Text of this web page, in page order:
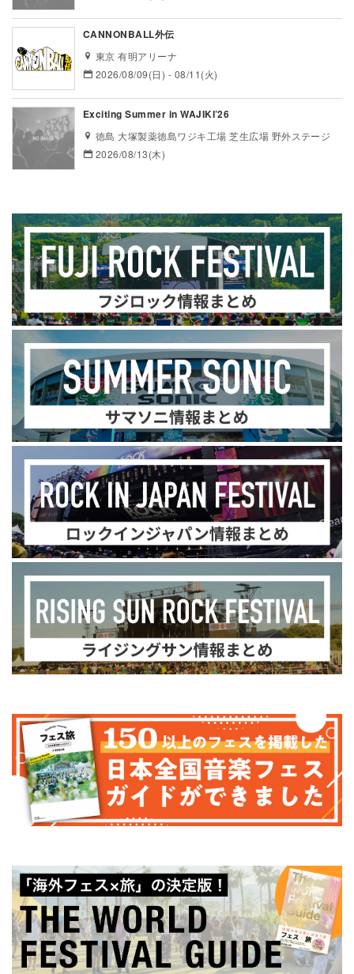
CANNONBALL外伝
東京 有明アリーナ
2026/08/09(日) - 08/11(火)
Exciting Summer in WAJIKI’26
徳島 大塚製薬徳島ワジキ工場 芝生広場 野外ステージ
2026/08/13(木)